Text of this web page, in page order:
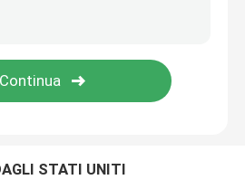
STATI UNITI